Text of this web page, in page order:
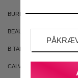
BURBERRY
BEAUTE PACIFIQUE
B.TAN
CALVIN KLEIN